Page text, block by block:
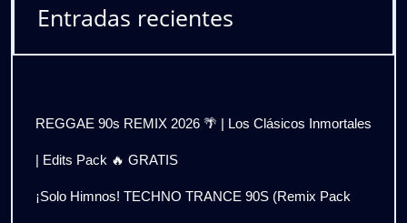
Entradas recientes
REGGAE 90s REMIX 2026 🌴 | Los Clásicos Inmortales
| Edits Pack 🔥 GRATIS
¡Solo Himnos! TECHNO TRANCE 90S (Remix Pack